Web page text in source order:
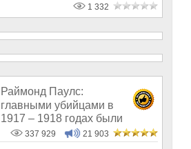
1 332
Раймонд Паулс:
главными убийцами в
1917 – 1918 годах были
латыши и евреи, а не русс
337 929 21 903